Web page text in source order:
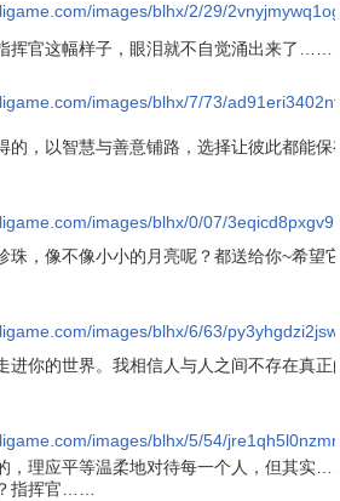
images/blhx/2/29/
官这幅样子，眼泪就不自觉涌出来了……
images/blhx/7/73/
的，以智慧与善意铺路，选择让彼此都能
images/blhx/0/07/
珠，像不像小小的月亮呢？都送给你~希望
images/blhx/6/63/
你的世界。我相信人与人之间不存在真正
images/blhx/5/54/
，理应平等温柔地对待每一个人，但其实
指挥官……